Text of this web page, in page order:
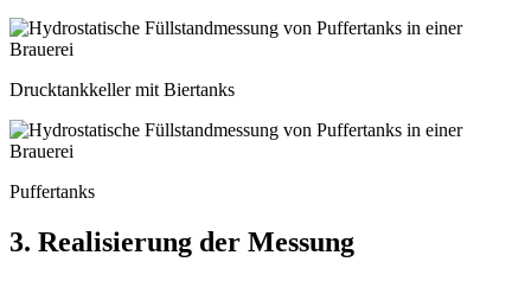
Drucktankkeller mit Biertanks
Puffertanks
3. Realisierung der Messung